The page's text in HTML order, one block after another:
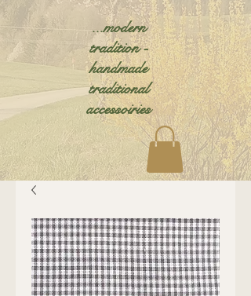
...modern
tradition -
handmade
traditional
accessoiries